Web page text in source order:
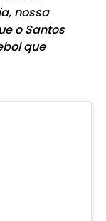
nossa
o Santos
que